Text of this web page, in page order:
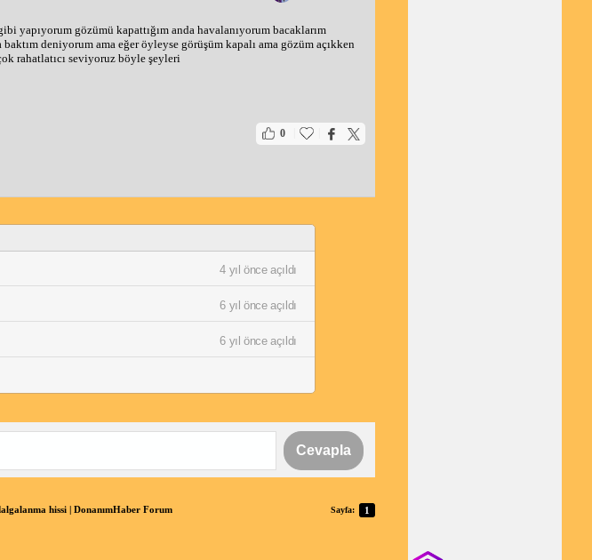
yapıyorum gözümü kapattığım anda havalanıyorum bacaklarım
deniyorum ama eğer öyleyse görüşüm kapalı ama gözüm açıkken
rahatlatıcı seviyoruz böyle şeyleri
0
4 yıl önce açıldı
6 yıl önce açıldı
6 yıl önce açıldı
Cevapla
Sayfa: 1
hissi | DonanımHaber Forum